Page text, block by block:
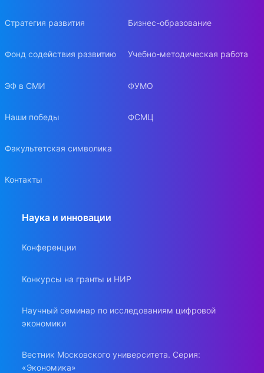
Стратегия развития
Фонд содействия развитию
ЭФ в СМИ
Наши победы
Факультетская символика
Контакты
Бизнес-образование
Учебно-методическая работа
ФУМО
ФСМЦ
Наука и инновации
Конференции
Конкурсы на гранты и НИР
Научный семинар по исследованиям цифровой
экономики
Вестник Московского университета. Серия:
«Экономика»